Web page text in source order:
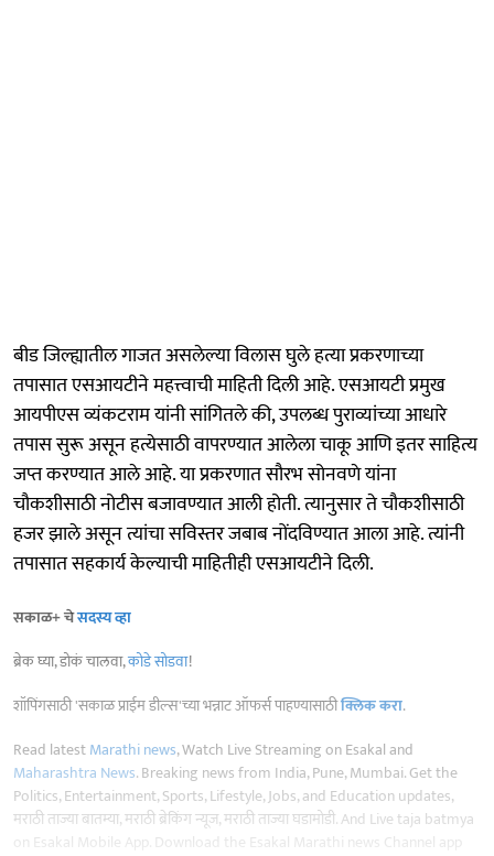
बीड जिल्ह्यातील गाजत असलेल्या विलास घुले हत्या प्रकरणाच्या
तपासात एसआयटीने महत्त्वाची माहिती दिली आहे. एसआयटी प्रमुख
आयपीएस व्यंकटराम यांनी सांगितले की, उपलब्ध पुराव्यांच्या आधारे
तपास सुरू असून हत्येसाठी वापरण्यात आलेला चाकू आणि इतर साहित्य
जप्त करण्यात आले आहे. या प्रकरणात सौरभ सोनवणे यांना
चौकशीसाठी नोटीस बजावण्यात आली होती. त्यानुसार ते चौकशीसाठी
हजर झाले असून त्यांचा सविस्तर जबाब नोंदविण्यात आला आहे. त्यांनी
तपासात सहकार्य केल्याची माहितीही एसआयटीने दिली.
सकाळ+ चेसदस्य व्हा
ब्रेक घ्या, डोकं चालवा,कोडे सोडवा!
शॉपिंगसाठी 'सकाळ प्राईम डील्स'च्या भन्नाट ऑफर्स पाहण्यासाठीक्लिक करा.
Read latestMarathi news, Watch Live Streaming on Esakal and
Maharashtra News. Breaking news from India, Pune, Mumbai. Get the
Politics, Entertainment, Sports, Lifestyle, Jobs, and Education updates,
मराठी ताज्या बातम्या, मराठी ब्रेकिंग न्यूज, मराठी ताज्या घडामोडी. And Live taja batmya
on Esakal Mobile App. Download the Esakal Marathi news Channel app